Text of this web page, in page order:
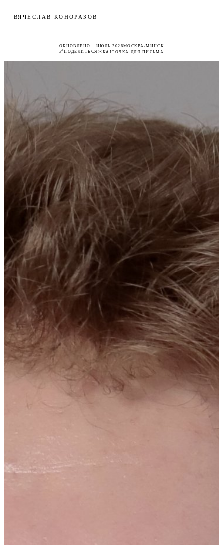
ВЯЧЕСЛАВ КОНОРАЗОВ
ОБНОВЛЕНО · ИЮЛЬ 2026МОСКВА/МИНСК
🔗ПОДЕЛИТЬСЯ ✉️КАРТОЧКА ДЛЯ ПИСЬМА